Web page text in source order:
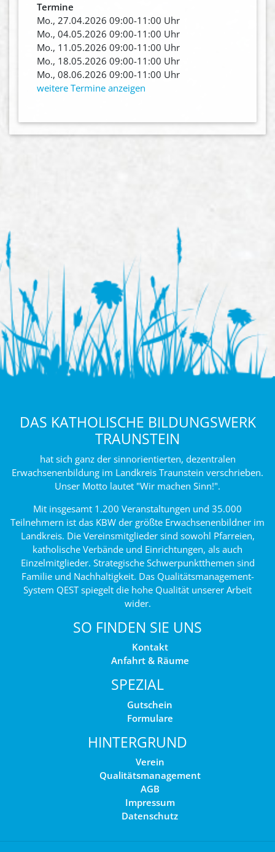
Termine
Mo., 27.04.2026 09:00-11:00 Uhr
Mo., 04.05.2026 09:00-11:00 Uhr
Mo., 11.05.2026 09:00-11:00 Uhr
Mo., 18.05.2026 09:00-11:00 Uhr
Mo., 08.06.2026 09:00-11:00 Uhr
weitere Termine anzeigen
DAS KATHOLISCHE BILDUNGSWERK
TRAUNSTEIN
hat sich ganz der sinnorientierten, dezentralen
Erwachsenenbildung im Landkreis Traunstein verschrieben.
Unser Motto lautet "Wir machen Sinn!".
Mit insgesamt 1.200 Veranstaltungen und 35.000
Teilnehmern ist das KBW der größte Erwachsenenbildner im
Landkreis. Die Vereinsmitglieder sind sowohl Pfarreien,
katholische Verbände und Einrichtungen, als auch
Einzelmitglieder. Strategische Schwerpunktthemen sind
Familie und Nachhaltigkeit. Das Qualitätsmanagement-
System QEST spiegelt die hohe Qualität unserer Arbeit
wider.
SO FINDEN SIE UNS
Kontakt
Anfahrt & Räume
SPEZIAL
Gutschein
Formulare
HINTERGRUND
Verein
Qualitätsmanagement
AGB
Impressum
Datenschutz